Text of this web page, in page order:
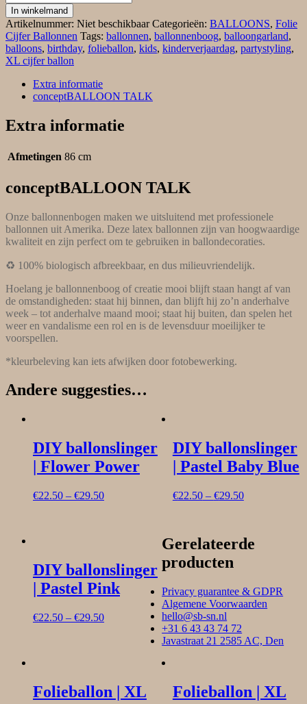
In winkelmand
Artikelnummer: Niet beschikbaar Categorieën: BALLOONS, Folie
Cijfer Ballonnen Tags: ballonnen, ballonnenboog, balloongarland,
balloons, birthday, folieballon, kids, kinderverjaardag, partystyling,
XL cijfer ballon
Extra informatie
conceptBALLOON TALK
Extra informatie
Afmetingen 86 cm
conceptBALLOON TALK
Onze ballonnenbogen maken we uitsluitend met professionele
ballonnen uit Amerika. Deze latex ballonnen zijn van hoogwaardige
kwaliteit en zijn perfect om te gebruiken in ballondecoraties.
♻️ 100% biologisch afbreekbaar, en dus milieuvriendelijk.
Hoelang je ballonnenboog of creatie mooi blijft staan hangt af van
de omstandigheden: staat hij binnen, dan blijft hij zo’n anderhalve
week – tot anderhalve maand mooi; staat hij buiten, dan spelen het
weer en vandalisme een rol en is de levensduur moeilijker te
voorspellen.
*kleurbeleving kan iets afwijken door fotobewerking.
Andere suggesties…
DIY ballonslinger
| Flower Power
€22.50 – €29.50
DIY ballonslinger
| Pastel Baby Blue
€22.50– €29.50
DIY ballonslinger
| Pastel Pink
€22.50 – €29.50
Gerelateerde
producten
Folieballon | XL
Folieballon | XL
Privacy guarantee & GDPR
Algemene Voorwaarden
hello@sb-sn.nl
+31 6 43 43 74 72
Javastraat 21 2585 AC, Den